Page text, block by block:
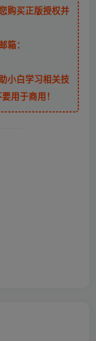
购买正版授权并
箱：
小白学习相关技
用于商用！